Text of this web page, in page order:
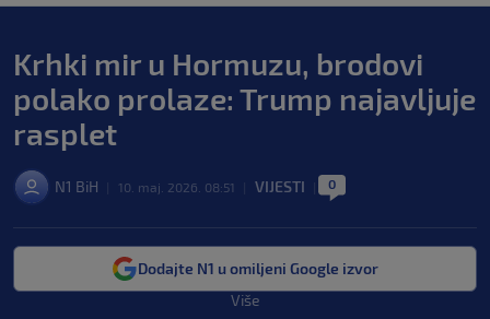
Krhki mir u Hormuzu, brodovi
polako prolaze: Trump najavljuje
rasplet
N1 BiH 10. maj. 2026. 08:51 VIJESTI 0
Dodajte N1 u omiljeni Google izvor
Više